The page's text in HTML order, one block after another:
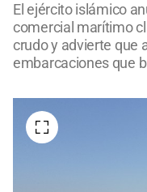
El ejército islámico
comercial marítimo
crudo y advierte que
embarcaciones que